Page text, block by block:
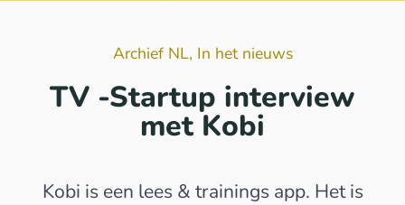
Archief NL, In het nieuws
TV -Startup interview
met Kobi
Kobi is een lees & trainings app. Het is